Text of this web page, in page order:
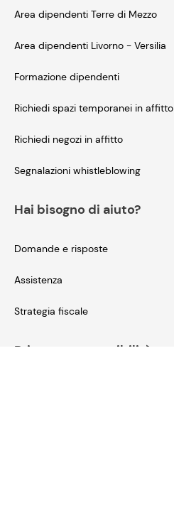
Area dipendenti Terre di Mezzo
Area dipendenti Livorno - Versilia
Formazione dipendenti
Richiedi spazi temporanei in affitto
Richiedi negozi in affitto
Segnalazioni whistleblowing
Hai bisogno di aiuto?
Domande e risposte
Assistenza
Strategia fiscale
Privacy e accessibilità